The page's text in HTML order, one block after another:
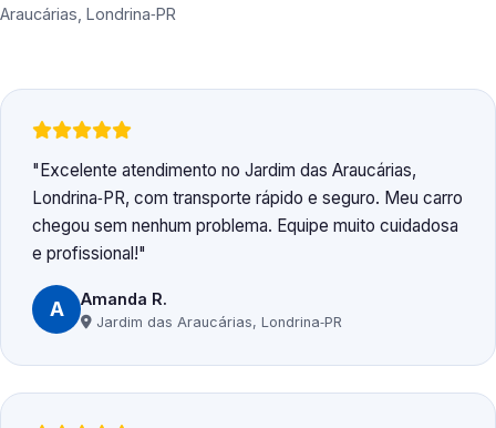
Araucárias, Londrina‑PR
Excelente atendimento no Jardim das Araucárias,
Londrina‑PR, com transporte rápido e seguro. Meu carro
chegou sem nenhum problema. Equipe muito cuidadosa
e profissional!
A Amanda R.
Jardim das Araucárias, Londrina‑PR